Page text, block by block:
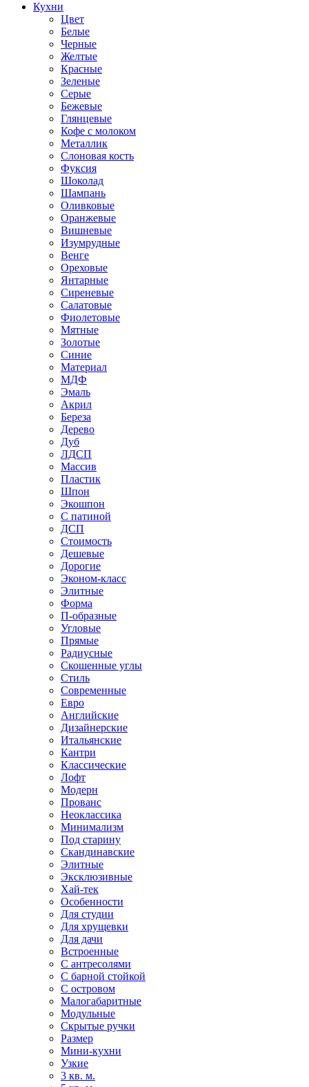
Кухни
Цвет
Белые
Черные
Желтые
Красные
Зеленые
Серые
Бежевые
Глянцевые
Кофе с молоком
Металлик
Слоновая кость
Фуксия
Шоколад
Шампань
Оливковые
Оранжевые
Вишневые
Изумрудные
Венге
Ореховые
Янтарные
Сиреневые
Салатовые
Фиолетовые
Мятные
Золотые
Синие
Материал
МДФ
Эмаль
Акрил
Береза
Дерево
Дуб
ЛДСП
Массив
Пластик
Шпон
Экошпон
С патиной
ДСП
Стоимость
Дешевые
Дорогие
Эконом-класс
Элитные
Форма
П-образные
Угловые
Прямые
Радиусные
Скошенные углы
Стиль
Современные
Евро
Английские
Дизайнерские
Итальянские
Кантри
Классические
Лофт
Модерн
Прованс
Неоклассика
Минимализм
Под старину
Скандинавские
Элитные
Эксклюзивные
Хай-тек
Особенности
Для студии
Для хрущевки
Для дачи
Встроенные
С антресолями
С барной стойкой
С островом
Малогабаритные
Модульные
Скрытые ручки
Размер
Мини-кухни
Узкие
3 кв. м.